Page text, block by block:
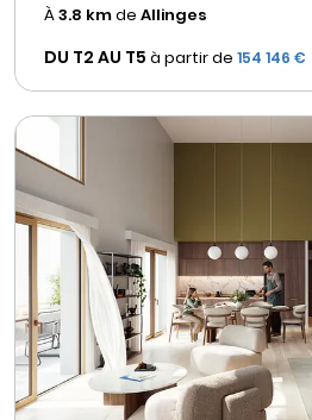
À3.8 kmde Allinges
DU T2 AU T5 à partir de 154 146 €